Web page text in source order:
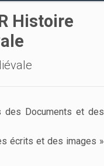
Histoire
des Documents et des
écrits et des images »